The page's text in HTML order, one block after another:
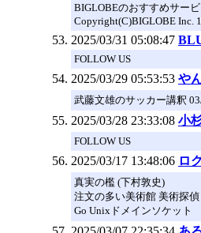
BIGLOBEのおすすめサービ
Copyright(C)BIGLOBE Inc.
2025/03/31 05:08:47
FOLLOW US
2025/03/29 05:53:53 や
武藤文雄のサッカー講釈
2025/03/28 23:33:08 小
FOLLOW US
2025/03/17 13:48:06 ロ
真実の檻 (下村敦史)
注文の多い美術館 美術探
Go Unixドメインソケット